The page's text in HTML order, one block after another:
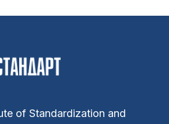
of Standardization and